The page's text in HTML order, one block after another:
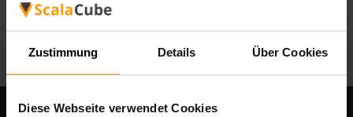
Zustimmung Details Über Cookies
Diese Webseite verwendet Cookies
Viel Spaß beim Spielen auf dem Server!